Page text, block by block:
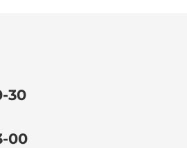
30
00